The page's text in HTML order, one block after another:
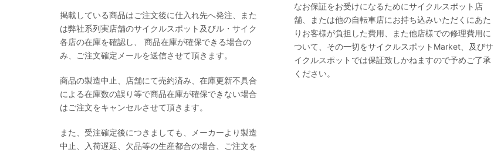
掲載している商品はご注文後に仕入れ先へ発注、また
は弊社系列実店舗のサイクルスポット及びル・サイク
各店の在庫を確認し、 商品在庫が確保できる場合の
み、ご注文確定メールを送信させて頂きます。
商品の製造中止、店舗にて売約済み、在庫更新不具合
による在庫数の誤り等で商品在庫が確保できない場合
はご注文をキャンセルさせて頂きます。
また、受注確定後につきましても、メーカーより製造
中止、入荷遅延、欠品等の生産都合の場合、ご注文を
なお保証をお受けになるためにサイクルスポット店
舗、または他の自転車店にお持ち込みいただくにあた
りお客様が負担した費用、また他店様での修理費用に
ついて、その一切をサイクルスポットMarket、及びサ
イクルスポットでは保証致しかねますので予めご了承
ください。